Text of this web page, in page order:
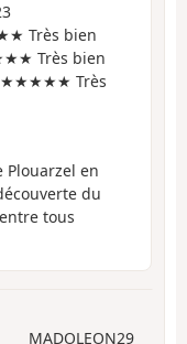
Très bien
Très bien
★★★★★ Très
en
du
tous
MADOLEON29